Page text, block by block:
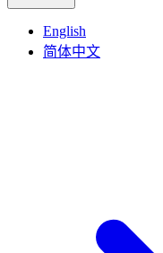
English
简体中文